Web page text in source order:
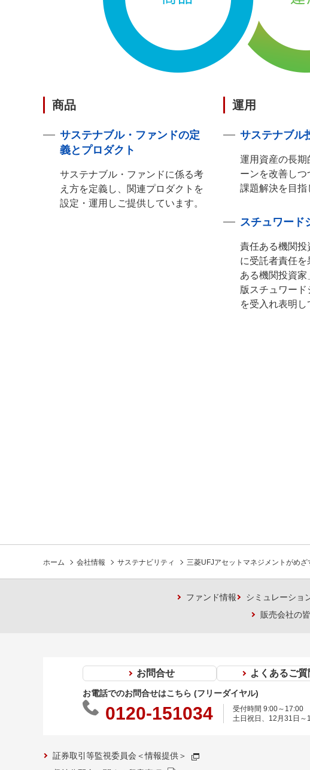
商品
サステナブル・ファンドの定
義とプロダクト
サステナブル・ファンドに係る考
え方を定義し、関連プロダクトを
設定・運用しご提供しています。
運用
サステナブル
運用資産の長期
ーンを改善し
課題解決を目指
スチュワード
責任ある機関投
に受託者責任
ある機関投資
版スチュワード
を受入れ表明し
ホーム 会社情報 サステナビリティ 三菱UFJアセットマネジメントがめざ
ファンド情報 シミュレーショ
販売会社の
お問合せ よくあるご質
お電話でのお問合せはこちら (フリーダイヤル)
0120-151034
受付時間 9:00～17:00
土日祝日、12月31日～
証券取引等監視委員会＜情報提供＞